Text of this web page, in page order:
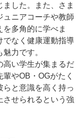
した。また、さま
ュニアコーチや教師
多角的に学べま
でなく健康運動指導
力です。
高い学生が集まるだ
やOB・OGがたく
らと意識を高く持っ
させられるという強